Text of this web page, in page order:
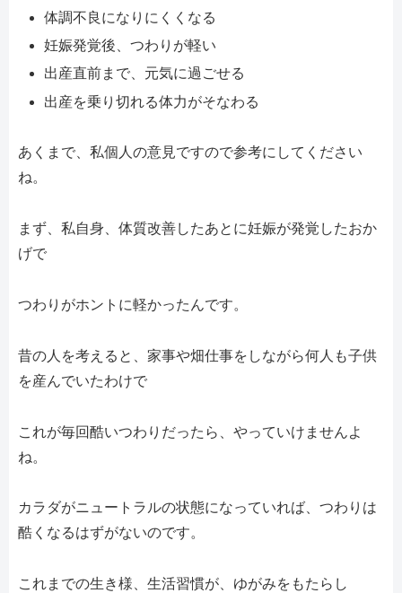
体調不良になりにくくなる
妊娠発覚後、つわりが軽い
出産直前まで、元気に過ごせる
出産を乗り切れる体力がそなわる
あくまで、私個人の意見ですので参考にしてください
ね。
まず、私自身、体質改善したあとに妊娠が発覚したおか
げで
つわりがホントに軽かったんです。
昔の人を考えると、家事や畑仕事をしながら何人も子供
を産んでいたわけで
これが毎回酷いつわりだったら、やっていけませんよ
ね。
カラダがニュートラルの状態になっていれば、つわりは
酷くなるはずがないのです。
これまでの生き様、生活習慣が、ゆがみをもたらし